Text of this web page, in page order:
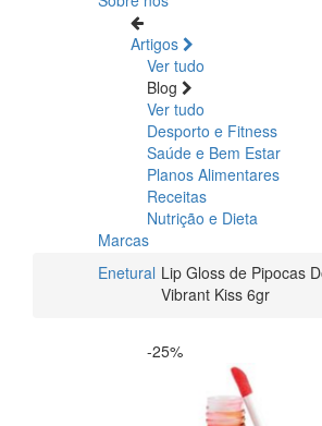
Artigos
Ver tudo
Blog
Ver tudo
Desporto e Fitness
Saúde e Bem Estar
Planos Alimentares
Receitas
Nutrição e Dieta
Marcas
Enetural Lip Gloss de Pipocas
Vibrant Kiss 6gr
-25%